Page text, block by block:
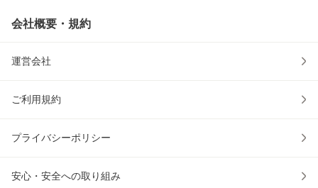
会社概要・規約
運営会社
ご利用規約
プライバシーポリシー
安心・安全への取り組み